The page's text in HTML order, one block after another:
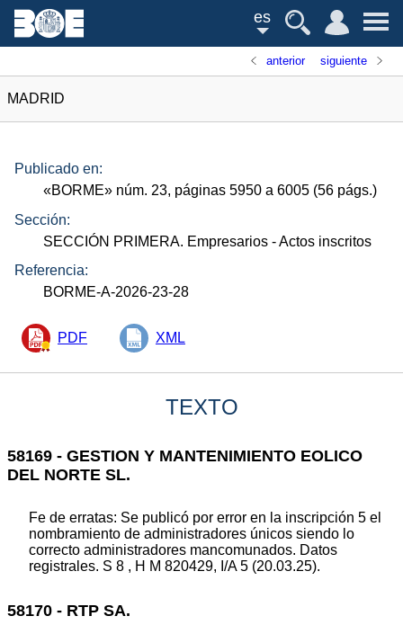
es
anterior siguiente
MADRID
Publicado en:
«BORME» núm. 23, páginas 5950 a 6005 (56 págs.)
Sección:
SECCIÓN PRIMERA. Empresarios - Actos inscritos
Referencia:
BORME-A-2026-23-28
PDF XML
TEXTO
58169 - GESTION Y MANTENIMIENTO EOLICO
DEL NORTE SL.
Fe de erratas: Se publicó por error en la inscripción 5 el
nombramiento de administradores únicos siendo lo
correcto administradores mancomunados. Datos
registrales. S 8 , H M 820429, I/A 5 (20.03.25).
58170 - RTP SA.